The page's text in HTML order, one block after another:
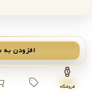
افزودن
فروشگاه